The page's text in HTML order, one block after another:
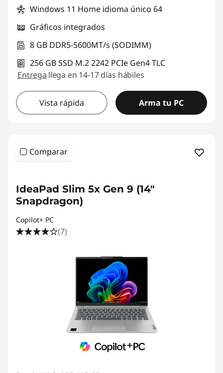
Windows 11 Home idioma único 64
Gráficos integrados
8 GB DDR5-5600MT/s (SODIMM)
256 GB SSD M.2 2242 PCIe Gen4 TLC
Entrega llega en 14-17 días hábiles
Vista rápida Arma tu PC
Comparar
IdeaPad Slim 5x Gen 9 (14"
Snapdragon)
Copilot+ PC
(7)